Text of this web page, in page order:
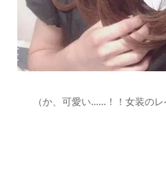
（か、可愛い……！！女装の